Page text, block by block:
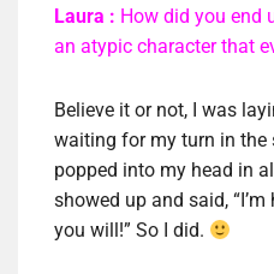
Laura : How did you end
an atypic character that
Believe it or not, I was
waiting for my turn in the
popped into my head in
showed up and said,
you will!” So I did.